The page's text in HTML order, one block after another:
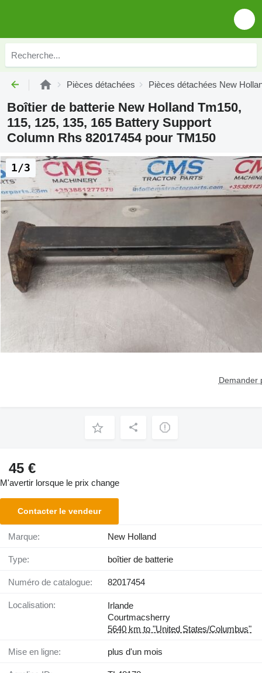
Pièces détachées Pièces détachées New
Boîtier de batterie New Holland Tm150,
115, 125, 135, 165 Battery Support
Column Rhs 82017454 pour TM150
Demander
1/3
45 €
M'avertir lorsque le prix change
Contacter le vendeur
Marque: New Holland
Type: boîtier de batterie
Numéro de catalogue: 82017454
Localisation:
Irlande
Courtmacsherry
5640 km to "United States/Columbus"
Mise en ligne: plus d'un mois